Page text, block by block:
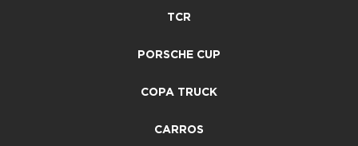
TCR
PORSCHE CUP
COPA TRUCK
CARROS